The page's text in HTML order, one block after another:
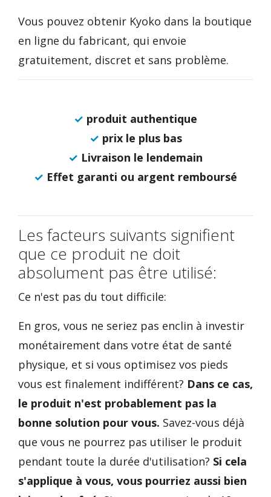
Vous pouvez obtenir Kyoko dans la boutique
en ligne du fabricant, qui envoie
gratuitement, discret et sans problème.
✓ produit authentique
✓ prix le plus bas
✓ Livraison le lendemain
✓ Effet garanti ou argent remboursé
Les facteurs suivants signifient
que ce produit ne doit
absolument pas être utilisé:
Ce n'est pas du tout difficile:
En gros, vous ne seriez pas enclin à investir
monétairement dans votre état de santé
physique, et si vous optimisez vos pieds
vous est finalement indifférent? Dans ce cas,
le produit n'est probablement pas la
bonne solution pour vous. Savez-vous déjà
que vous ne pourrez pas utiliser le produit
pendant toute la durée d'utilisation? Si cela
s'applique à vous, vous pourriez aussi bien